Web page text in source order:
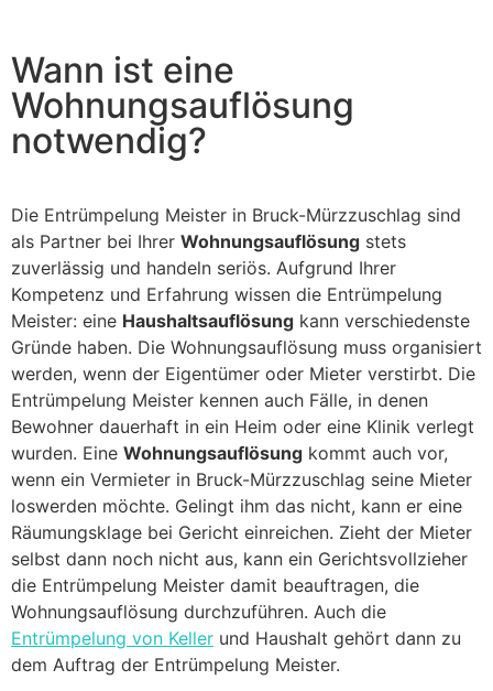
blank
Wann ist eine
Wohnungsauflösung
notwendig?
Die Entrümpelung Meister in Bruck-Mürzzuschlag sind
als Partner bei Ihrer Wohnungsauflösung stets
zuverlässig und handeln seriös. Aufgrund Ihrer
Kompetenz und Erfahrung wissen die Entrümpelung
Meister: eine Haushaltsauflösung kann verschiedenste
Gründe haben. Die Wohnungsauflösung muss organisiert
werden, wenn der Eigentümer oder Mieter verstirbt. Die
Entrümpelung Meister kennen auch Fälle, in denen
Bewohner dauerhaft in ein Heim oder eine Klinik verlegt
wurden. Eine Wohnungsauflösung kommt auch vor,
wenn ein Vermieter in Bruck-Mürzzuschlag seine Mieter
loswerden möchte. Gelingt ihm das nicht, kann er eine
Räumungsklage bei Gericht einreichen. Zieht der Mieter
selbst dann noch nicht aus, kann ein Gerichtsvollzieher
die Entrümpelung Meister damit beauftragen, die
Wohnungsauflösung durchzuführen. Auch die
Entrümpelung von Keller und Haushalt gehört dann zu
dem Auftrag der Entrümpelung Meister.